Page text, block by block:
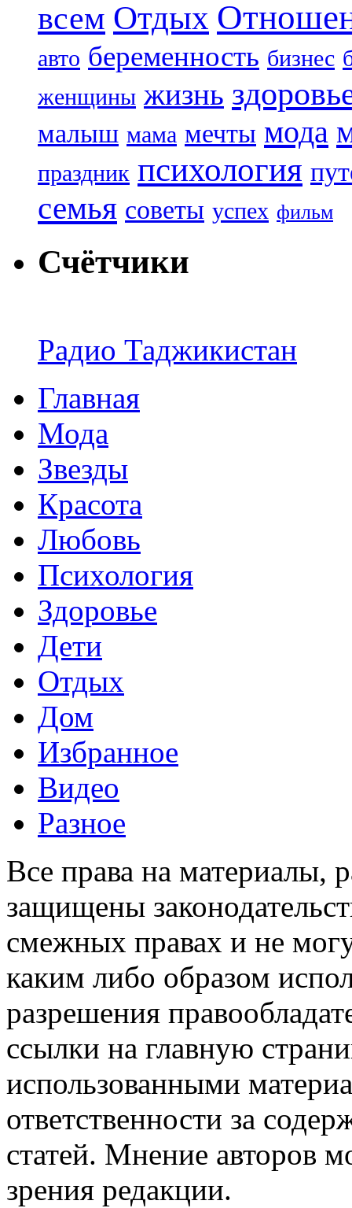
всем Отдых
авто беременность бизнес
женщины жизнь
малыш мама мечты мода
праздник психология
семья советы успех фильм
Счётчики
Радио Таджикистан
Главная
Мода
Звезды
Красота
Любовь
Психология
Здоровье
Дети
Отдых
Дом
Избранное
Видео
Разное
Все права на материалы,
защищены
смежных правах и не
каким либо образом
разрешения
ссылки на главную
использованными
ответственности за
статей. Мнение авторов
зрения редакции.